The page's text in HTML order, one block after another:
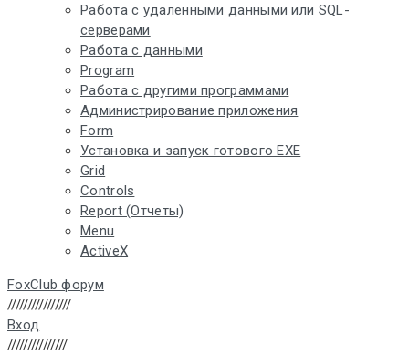
Работа с удаленными данными или SQL-
серверами
Работа с данными
Program
Работа с другими программами
Администрирование приложения
Form
Установка и запуск готового EXE
Grid
Controls
Report (Отчеты)
Menu
ActiveX
FoxClub форум
////////////////
Вход
///////////////